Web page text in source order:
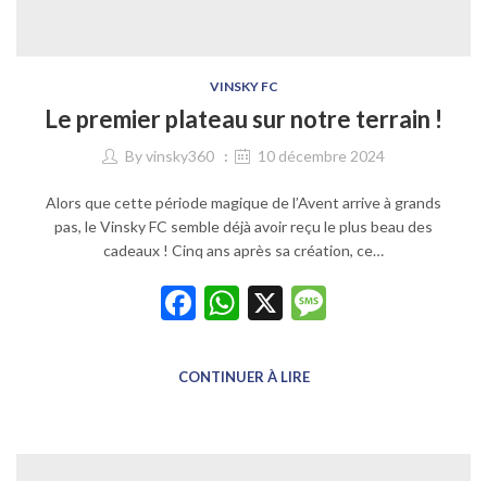
VINSKY FC
Le premier plateau sur notre terrain !
Byvinsky360 10 décembre 2024
Alors que cette période magique de l’Avent arrive à grands
pas, le Vinsky FC semble déjà avoir reçu le plus beau des
cadeaux ! Cinq ans après sa création, ce…
Facebook
WhatsApp
X
CONTINUER À LIRE